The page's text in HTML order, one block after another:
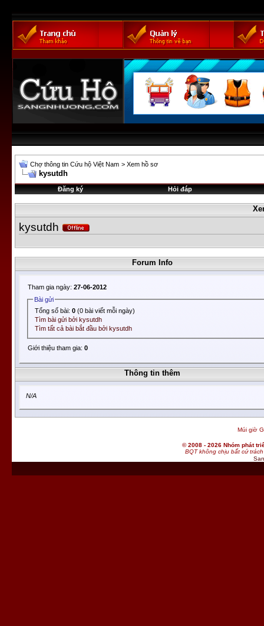
Chợ thông tin Cứu hộ Việt Nam > Xem hồ sơ
kysutdh
Đăng ký Hỏi đáp
kysutdh
Forum Info
Tham gia ngày: 27-06-2012
Bài gửi
Tổng số bài:0 (0 bài viết mỗi ngày)
Tìm bài gửi bởi kysutdh
Tìm tất cả bài bắt đầu bởi kysutdh
Giới thiệu tham gia: 0
Thông tin thêm
N/A
Múi giờ
© 2008 - 2026 Nhóm phát
BQT không chịu bất cứ